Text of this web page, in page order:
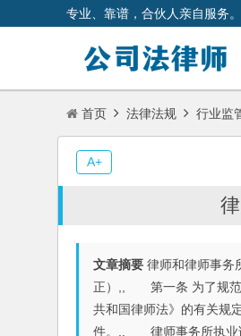
专业、靠谱，合伙人亲自服务
首页 法律法规 行业监
文章摘要 律师和律师事务
正）,, 第一条 为了规范
共和国律师法》的有关
件。,, 律师事务所执业
A+